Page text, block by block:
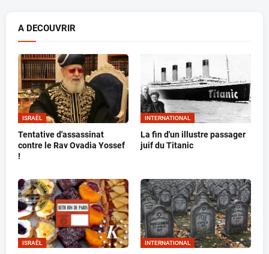
A DECOUVRIR
ISRAËL
Tentative d'assassinat
contre le Rav Ovadia Yossef
!
INTERNATIONAL
La fin d'un illustre passager
juif du Titanic
ISRAËL INTERNATIONAL